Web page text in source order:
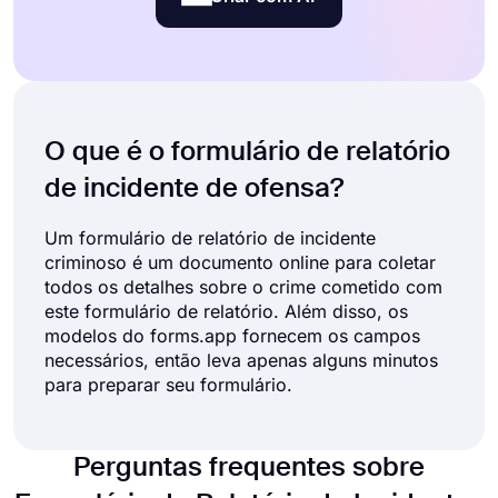
O que é o formulário de relatório
de incidente de ofensa?
Um formulário de relatório de incidente
criminoso é um documento online para coletar
todos os detalhes sobre o crime cometido com
este formulário de relatório. Além disso, os
modelos do forms.app fornecem os campos
necessários, então leva apenas alguns minutos
para preparar seu formulário.
Perguntas frequentes sobre